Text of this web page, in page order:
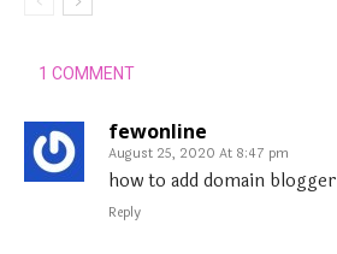
1 COMMENT
fewonline
August 25, 2020 At 8:47 pm
how to add domain blogger
Reply